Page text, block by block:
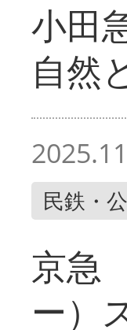
小田
自然
民鉄・
京急
ー）